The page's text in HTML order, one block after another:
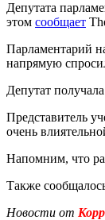
Депутата
этом сообщает
Парламентарий
напрямую
Депутат
Представитель
очень
Напомним, что
Также
Новости от